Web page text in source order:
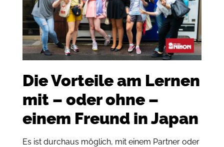
Die Vorteile am Lernen
mit – oder ohne –
einem Freund in Japan
Es ist durchaus möglich, mit einem Partner oder